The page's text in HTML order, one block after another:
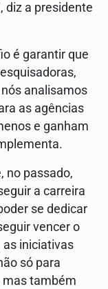
diz a presidente
é garantir que
analisamos
as agências
e ganham
no passado,
a carreira
se dedicar
vencer o
as iniciativas
só para
mas também